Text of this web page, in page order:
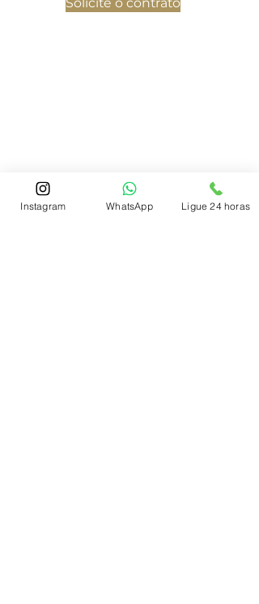
Atendimento corporativo :
+55 48 99991-8065
E-mail:comercial@quintadasvideiras.com
Instagram WhatsApp Ligue 24 horas